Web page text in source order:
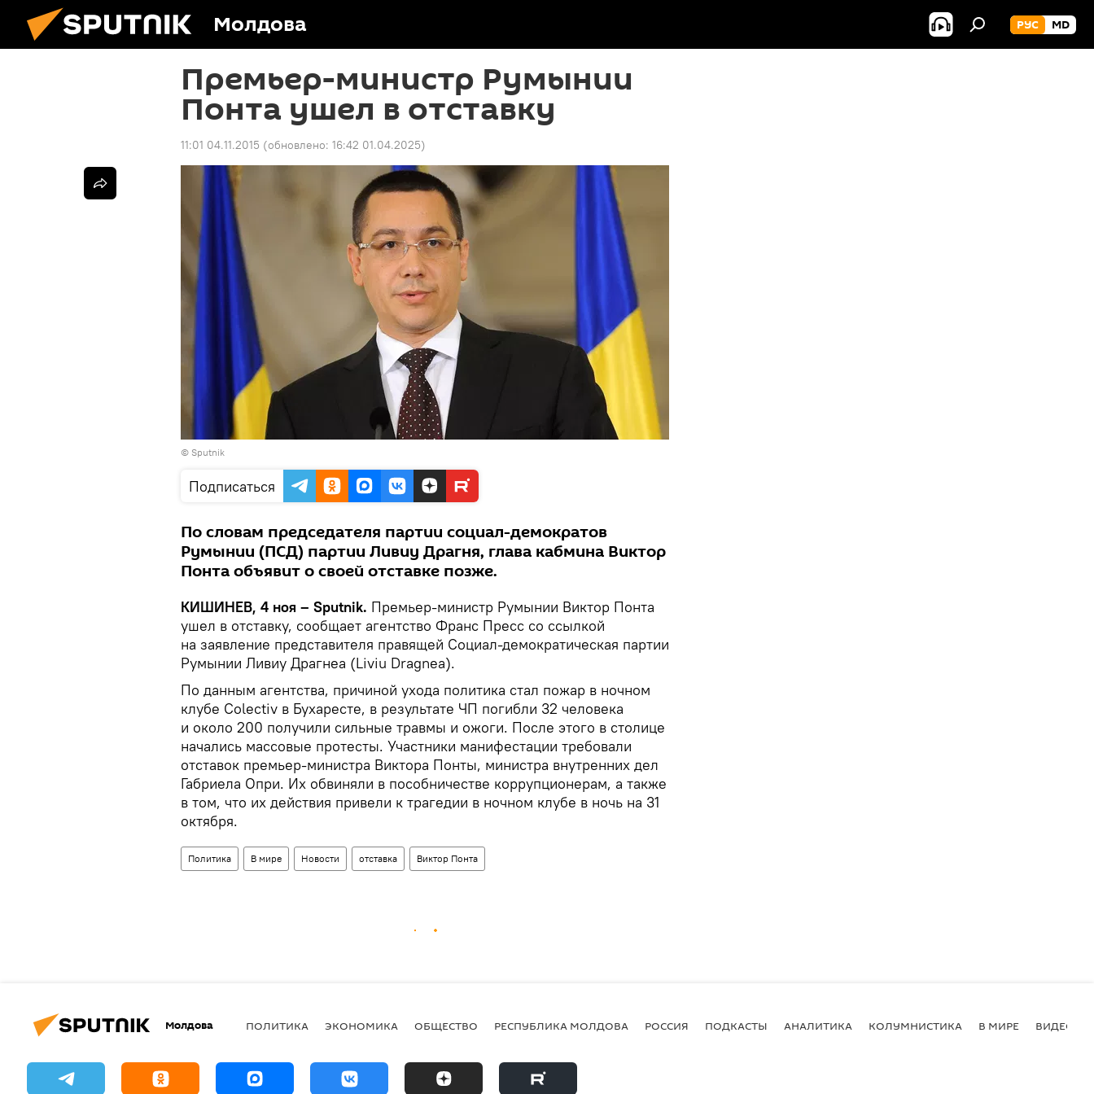
Молдова РУС MD
Премьер-министр Румынии
Понта ушел в отставку
11:01 04.11.2015 (обновлено: 16:42 01.04.2025)
© Sputnik
Подписаться
По словам председателя партии социал-демократов
Румынии (ПСД) партии Ливиу Драгня, глава кабмина Виктор
Понта объявит о своей отставке позже.
КИШИНЕВ, 4 ноя – Sputnik. Премьер-министр Румынии Виктор Понта
ушел в отставку, сообщает агентство Франс Пресс со ссылкой
на заявление представителя правящей Социал-демократическая партии
Румынии Ливиу Драгнеа (Liviu Dragnea).
По данным агентства, причиной ухода политика стал пожар в ночном
клубе Colectiv в Бухаресте, в результате ЧП погибли 32 человека
и около 200 получили сильные травмы и ожоги. После этого в столице
начались массовые протесты. Участники манифестации требовали
отставок премьер-министра Виктора Понты, министра внутренних дел
Габриела Опри. Их обвиняли в пособничестве коррупционерам, а также
в том, что их действия привели к трагедии в ночном клубе в ночь на 31
октября.
Политика В мире Новости отставка Виктор Понта
Молдова ПОЛИТИКА ЭКОНОМИКА ОБЩЕСТВО РЕСПУБЛИКА МОЛДОВА РОССИЯ ПОДКАСТЫ АНАЛИТИКА КОЛУМНИСТИКА В МИРЕ ВИДЕО